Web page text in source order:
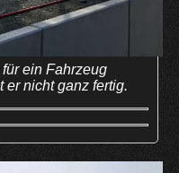
ein Fahrzeug
er nicht ganz fertig.